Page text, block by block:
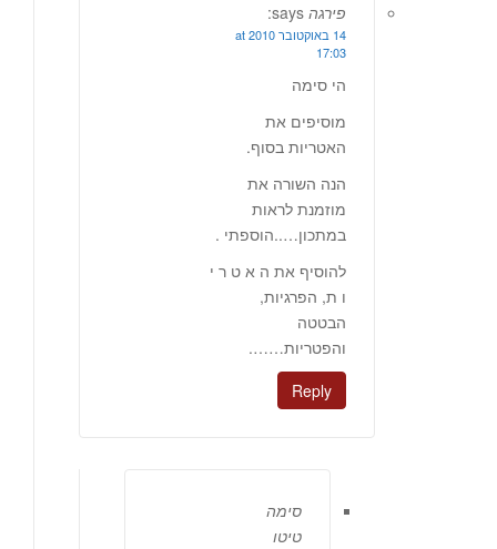
פירגה says:
14 באוקטובר 2010 at
17:03
הי סימה
מוסיפים את
האטריות בסוף.
הנה השורה את
מוזמנת לראות
במתכון…..הוספתי .
להוסיף את ה א ט ר י
ו ת, הפרגיות,
הבטטה
והפטריות…….
Reply
סימה
טיטו